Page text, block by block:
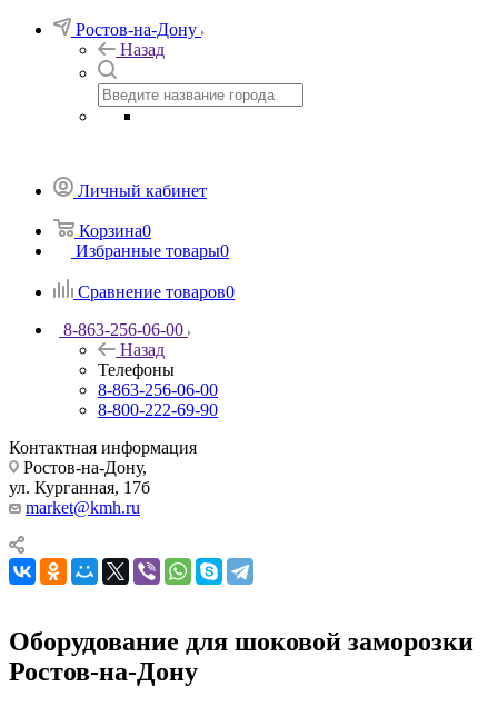
Ростов-на-Дону
Назад
Личный кабинет
Корзина0
Избранные товары0
Сравнение товаров0
8-863-256-06-00
Назад
Телефоны
8-863-256-06-00
8-800-222-69-90
Контактная информация
Ростов-на-Дону,
ул. Курганная, 17б
market@kmh.ru
Оборудование для шоковой заморозки
Ростов-на-Дону